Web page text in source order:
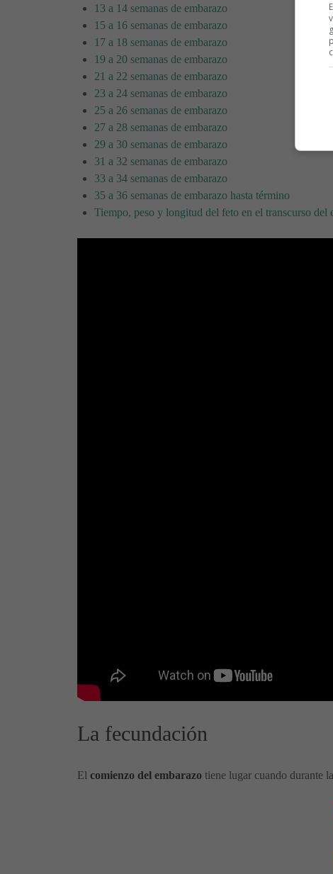
13 a 14 semanas de embarazo
15 a 16 semanas de embarazo
17 a 18 semanas de embarazo
19 a 20 semanas de embarazo
21 a 22 semanas de embarazo
23 a 24 semanas de embarazo
25 a 26 semanas de embarazo
27 a 28 semanas de embarazo
29 a 30 semanas de embarazo
31 a 32 semanas de embarazo
33 a 34 semanas de embarazo
35 a 36 semanas de embarazo hasta término
Tiempo, peso y longitud del feto en el transcurso del
La fecundación
El comienzo del embarazo tiene lugar cuando durante